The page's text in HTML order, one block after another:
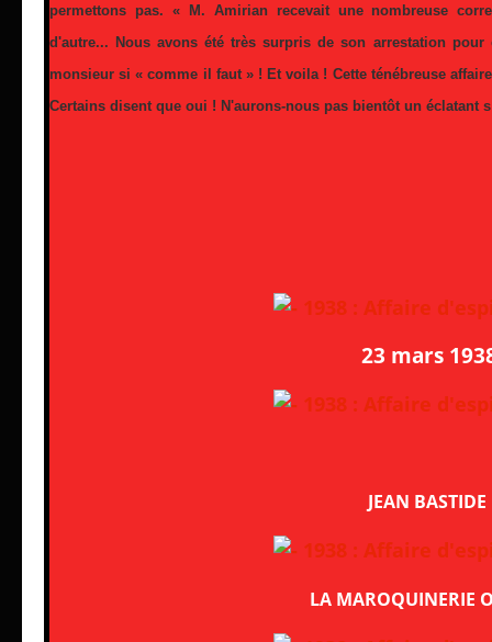
permettons pas. « M. Amirian recevait une nombreuse
d'autre... Nous avons été très surpris de son arrestation
monsieur si « comme il faut » ! Et voila ! Cette ténébreuse
Certains disent que oui ! N'aurons-nous pas bientôt un éclatant
23 mars
JEAN BASTIDE
LA MAROQUINERIE